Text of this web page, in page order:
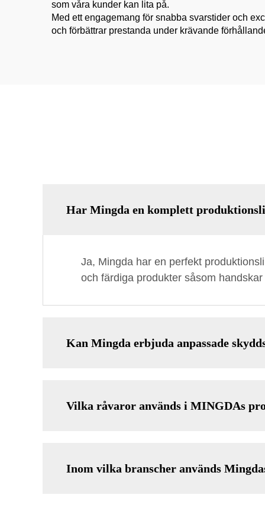
som våra kunder kan lita på.
Med ett engagemang för snabba svarstider och
och förbättrar prestanda under krävande
Har Mingda en komplett
Ja, Mingda har en perfekt
och färdiga produkter såsom
Kan Mingda erbjuda anpassade
Vilka råvaror används i MINGDAs
Inom vilka branscher används